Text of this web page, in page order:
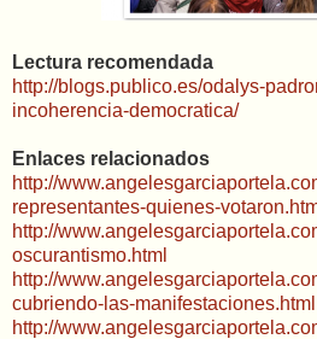
Lectura recomendada
http://blogs.publico.es/odalys-
incoherencia-democratica/
Enlaces relacionados
http://
representantes-quienes-
http://
oscurantismo.html
http://
cubriendo-las-manifestaciones.html
http://